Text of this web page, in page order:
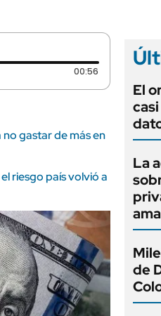
00:56
gastar de más en
riesgo país volvió a
El
La
de